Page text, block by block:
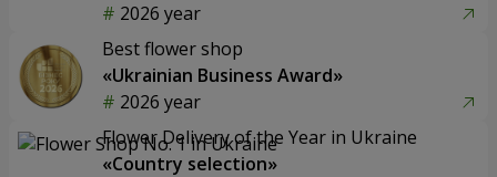
2026 year
Best flower shop
«Ukrainian Business Award»
2026 year
Flower Delivery of the Year in Ukraine
«Country selection»